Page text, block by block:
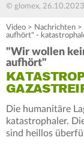
© glomex, 26.10.2023
Video > Nachrichten >
aufhört" -
"Wir wollen
aufhört"
Die humanitäre
katastrophaler.
sind heillos